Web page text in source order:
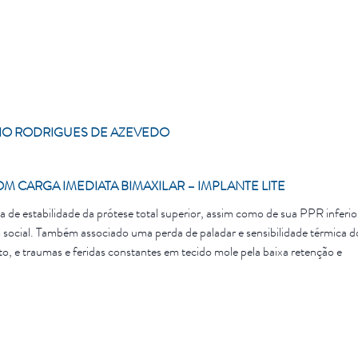
tomográfico solicitado. Após 5 meses foi realizada a reabertura e no
sobre a zircônia utilizando os modelos impressos em resina.
Caso clínico encontra-se atualmente com 2 anos e meio de
RODRIGUES DE AZEVEDO
CARGA IMEDIATA BIMAXILAR – IMPLANTE LITE
de estabilidade da prótese total superior, assim como de sua PPR
Também associado uma perda de paladar e sensibilidade térmica
e traumas e feridas constantes em tecido mole pela baixa retenção e